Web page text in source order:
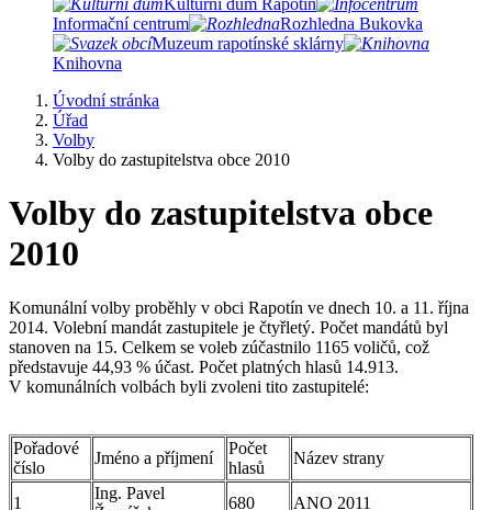
Kulturní dům Rapotín
Informační centrum
Rozhledna Bukovka
Muzeum rapotínské sklárny
Knihovna
Úvodní stránka
Úřad
Volby
Volby do zastupitelstva obce 2010
Volby do zastupitelstva obce
2010
Komunální volby proběhly v obci Rapotín ve dnech 10. a 11. října
2014. Volební mandát zastupitele je čtyřletý. Počet mandátů byl
stanoven na 15. Celkem se voleb zúčastnilo 1165 voličů, což
představuje 44,93 % účast. Počet platných hlasů 14.913.
V komunálních volbách byli zvoleni tito zastupitelé:
Pořadové
číslo
Jméno a příjmení
Počet
hlasů
Název strany
1
Ing. Pavel
680
ANO 2011